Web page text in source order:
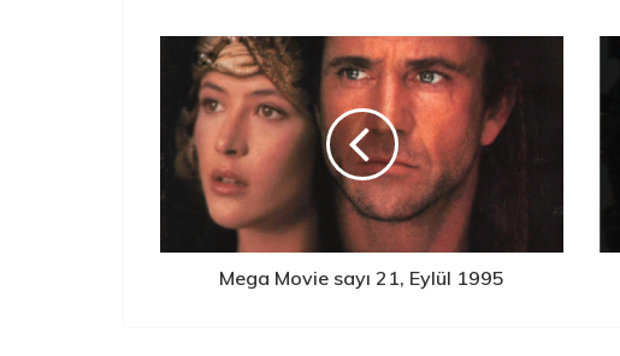
Mega Movie sayı 21, Eylül 1995